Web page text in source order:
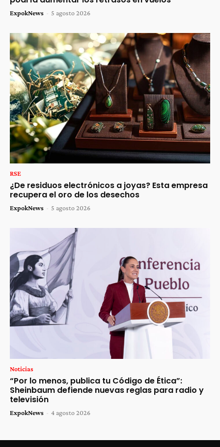
ExpokNews - 5 agosto 2026
RSE
¿De residuos electrónicos a joyas? Esta empresa
recupera el oro de los desechos
ExpokNews - 5 agosto 2026
Noticias
“Por lo menos, publica tu Código de Ética”:
Sheinbaum defiende nuevas reglas para radio y
televisión
ExpokNews - 4 agosto 2026